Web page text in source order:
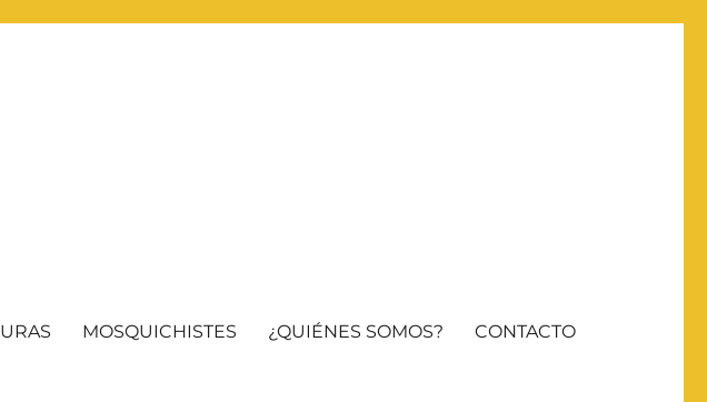
MOSQUICHISTES ¿QUIÉNES SOMOS? CONTACTO